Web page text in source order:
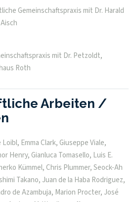
Gemeinschaftspraxis mit Dr. Harald
mit Dr. Petzoldt,
Roth
Arbeiten /
Emma Clark, Giuseppe Viale,
Henry, Gianluca Tomasello, Luis E.
Kümmel, Chris Plummer, Seock-Ah
Takano, Juan de la Haba Rodriguez,
de Azambuja, Marion Procter, José